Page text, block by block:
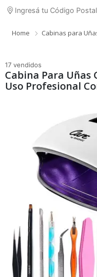
Ingresá tu Código Postal
Home Cabinas para
17 vendidos
Cabina Para Uñas
Uso Profesional